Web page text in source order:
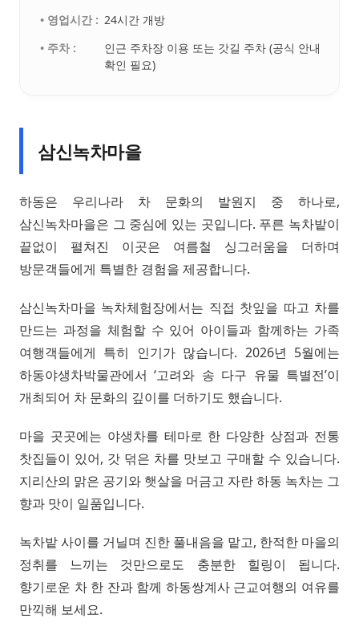
• 영업시간 : 24시간 개방
• 주차 :
인근 주차장 이용 또는 갓길 주차 (공식 안내
확인 필요)
삼신녹차마을
하동은 우리나라 차 문화의 발원지 중 하나로,
삼신녹차마을은 그 중심에 있는 곳입니다. 푸른 녹차밭이
끝없이 펼쳐진 이곳은 여름철 싱그러움을 더하며
방문객들에게 특별한 경험을 제공합니다.
삼신녹차마을 녹차체험장에서는 직접 찻잎을 따고 차를
만드는 과정을 체험할 수 있어 아이들과 함께하는 가족
여행객들에게 특히 인기가 많습니다. 2026년 5월에는
하동야생차박물관에서 ‘고려와 송 다구 유물 특별전’이
개최되어 차 문화의 깊이를 더하기도 했습니다.
마을 곳곳에는 야생차를 테마로 한 다양한 상점과 전통
찻집들이 있어, 갓 덖은 차를 맛보고 구매할 수 있습니다.
지리산의 맑은 공기와 햇살을 머금고 자란 하동 녹차는 그
향과 맛이 일품입니다.
녹차밭 사이를 거닐며 진한 풀내음을 맡고, 한적한 마을의
정취를 느끼는 것만으로도 충분한 힐링이 됩니다.
향기로운 차 한 잔과 함께 하동쌍계사 근교여행의 여유를
만끽해 보세요.